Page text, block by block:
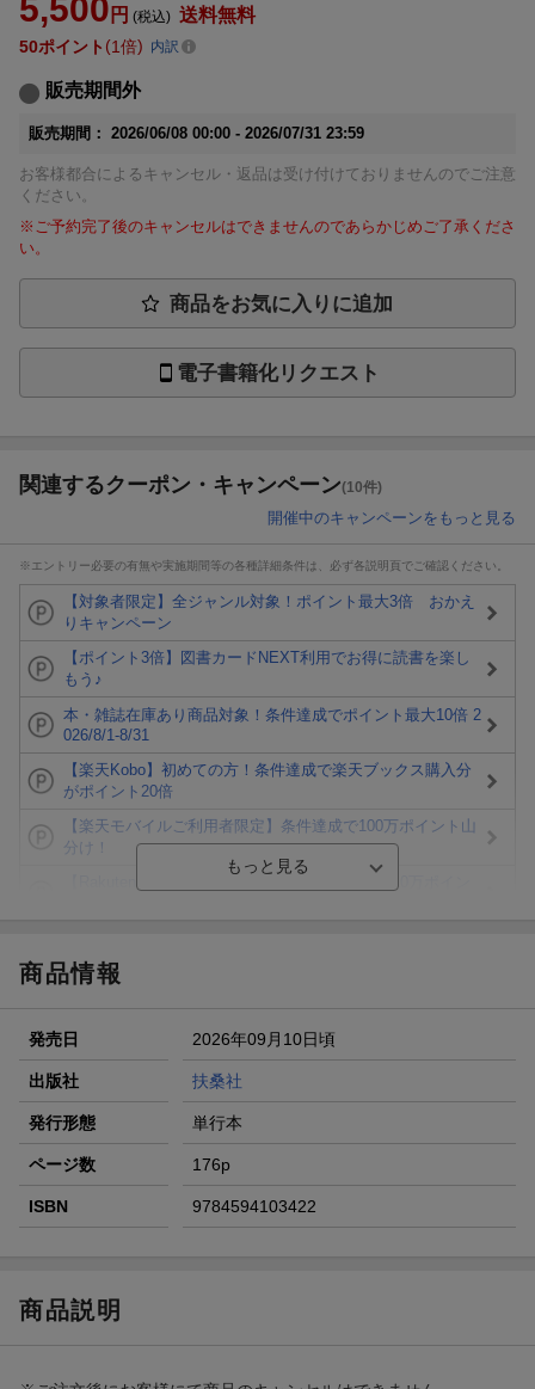
5,500 円 (税込) 送料無料
50ポイント 1倍 内訳
販売期間外
販売期間： 2026/06/08 00:00 - 2026/07/31 23:59
お客様都合によるキャンセル・返品は受け付けておりませんのでご注意
ください。
※ご予約完了後のキャンセルはできませんのであらかじめご了承くださ
い。
商品をお気に入りに追加
電子書籍化リクエスト
関連するクーポン・キャンペーン(10件)
開催中のキャンペーンをもっと見る
※エントリー必要の有無や実施期間等の各種詳細条件は、必ず各説明頁でご確認ください。
【対象者限定】全ジャンル対象！ポイント最大3倍 おかえ
りキャンペーン
【ポイント3倍】図書カードNEXT利用でお得に読書を楽し
もう♪
本・雑誌在庫あり商品対象！条件達成でポイント最大10倍 2
026/8/1-8/31
【楽天Kobo】初めての方！条件達成で楽天ブックス購入分
がポイント20倍
【楽天モバイルご利用者限定】条件達成で100万ポイント山
分け！
が当たる！
楽天モバイル紹介キャンペーンの拡散で300円OFFクーポン
進呈
条件達成で楽天限定・宝塚歌劇 宙組貸切公演ペアチケット
が当たる
商品情報
発売日 2026年09月10日頃
出版社 扶桑社
発行形態 単行本
ページ数 176p
ISBN 9784594103422
商品説明